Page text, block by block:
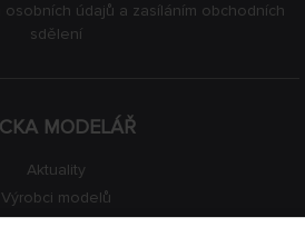
údajů a zasíláním obchodních
sdělení
MODELÁŘ
Aktuality
Výrobci modelů